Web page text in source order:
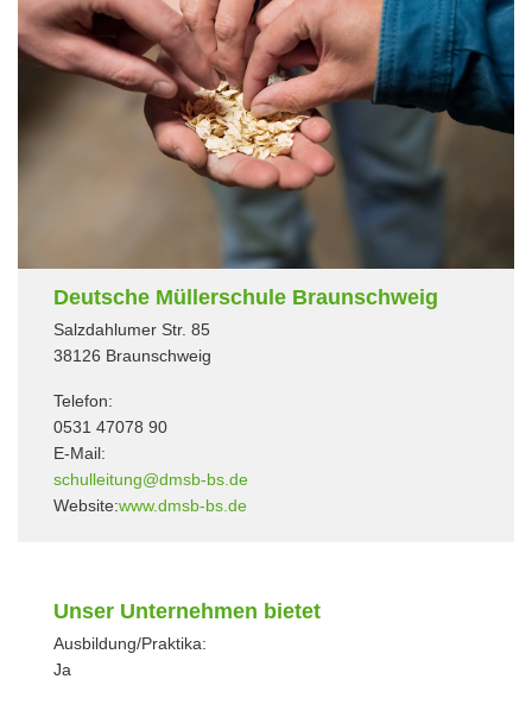
Deutsche Müllerschule Braunschweig
Salzdahlumer Str. 85
38126 Braunschweig
Telefon:
0531 47078 90
E-Mail:
schulleitung@dmsb-bs.de
Website:www.dmsb-bs.de
Unser Unternehmen bietet
Ausbildung/Praktika:
Ja